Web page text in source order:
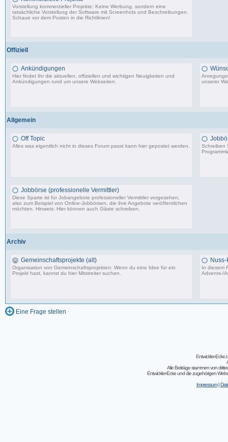
Vorstellung kommerzieller Projekte: Keine Werbung, sondern eine
tatsächliche Vorstellung der Software mit Screenhots und Beschreibungen.
Schaue vor dem Posten in die Richtlinien!
Offiziell
Ankündigungen
Hier findet Ihr die aktuellen, offiziellen und wichtigen Neuigkeiten und
Ankündigungen rund um unsere Webseiten.
unserer
Allgemein
Off Topic
Alles was eigentlich nicht in dieses Forum passt kann hier gepostet werden.
Schreiben
Jobbörse (professionelle Vermittler)
Diese Sparte ist für Jobangebote professioneller Vermittler vorgesehen,
also zum Beispiel von Online-Jobbörsen, die ihre Angebote veröffentlichen
möchten. Hinweis: Hier können auch Gäste schreiben.
Archiv
Gemeinschaftsprojekte (alt)
Organisation von Gemeinschaftsprojekten: Wenn du eine Idee für ein
Projekt hast, kannst du hier Mitstreiter suchen.
Nuss-
In diesem
Advents-/
Eine Frage stellen
Entwickler-
Alle Beiträge stammen von
Entwickler-Ecke und die zugehörigen
Impressum|